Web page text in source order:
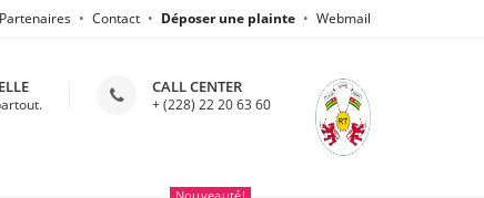
Partenaires Contact Déposer une plainte Webmail
CALL CENTER
+ (228) 22 20 63 60